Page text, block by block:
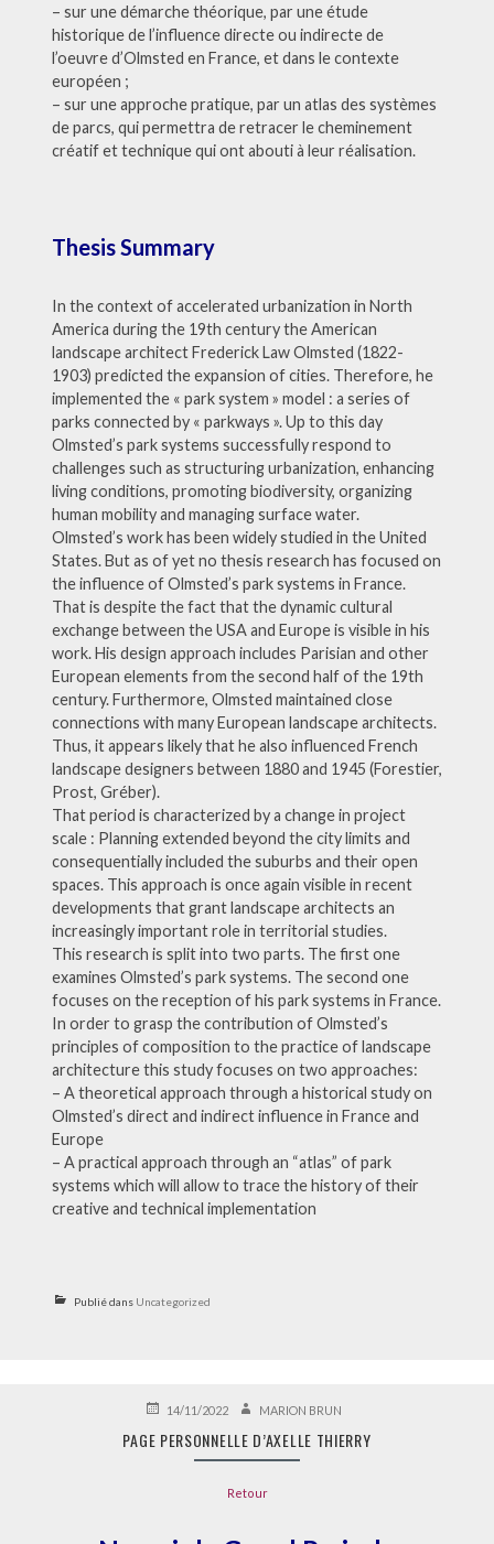
– sur une démarche théorique, par une étude
historique de l’influence directe ou indirecte de
l’oeuvre d’Olmsted en France, et dans le contexte
européen ;
– sur une approche pratique, par un atlas des systèmes
de parcs, qui permettra de retracer le cheminement
créatif et technique qui ont abouti à leur réalisation.
Thesis Summary
In the context of accelerated urbanization in North
America during the 19th century the American
landscape architect Frederick Law Olmsted (1822-
1903) predicted the expansion of cities. Therefore, he
implemented the « park system » model : a series of
parks connected by « parkways ». Up to this day
Olmsted’s park systems successfully respond to
challenges such as structuring urbanization, enhancing
living conditions, promoting biodiversity, organizing
human mobility and managing surface water.
Olmsted’s work has been widely studied in the United
States. But as of yet no thesis research has focused on
the influence of Olmsted’s park systems in France.
That is despite the fact that the dynamic cultural
exchange between the USA and Europe is visible in his
work. His design approach includes Parisian and other
European elements from the second half of the 19th
century. Furthermore, Olmsted maintained close
connections with many European landscape architects.
Thus, it appears likely that he also influenced French
landscape designers between 1880 and 1945 (Forestier,
Prost, Gréber).
That period is characterized by a change in project
scale : Planning extended beyond the city limits and
consequentially included the suburbs and their open
spaces. This approach is once again visible in recent
developments that grant landscape architects an
increasingly important role in territorial studies.
This research is split into two parts. The first one
examines Olmsted’s park systems. The second one
focuses on the reception of his park systems in France.
In order to grasp the contribution of Olmsted’s
principles of composition to the practice of landscape
architecture this study focuses on two approaches:
– A theoretical approach through a historical study on
Olmsted’s direct and indirect influence in France and
Europe
– A practical approach through an “atlas” of park
systems which will allow to trace the history of their
creative and technical implementation
Publié dans Uncategorized
PUBLIÉ14/11/2022 AUTEURMARION BRUN
PAGE PERSONNELLE D’AXELLE THIERRY
Retour